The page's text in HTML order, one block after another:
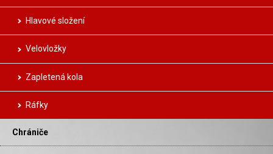
Hlavové složení
Velovložky
Zapletená kola
Ráfky
Chrániče